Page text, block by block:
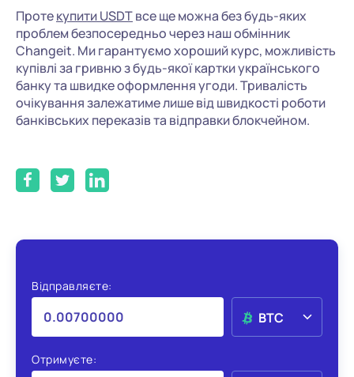
Протекупити USDTвсе ще можна без будь-яких
проблем безпосередньо через наш обмінник
Changeit. Ми гарантуємо хороший курс, можливість
купівлі за гривню з будь-якої картки українського
банку та швидке оформлення угоди. Тривалість
очікування залежатиме лише від швидкості роботи
банківських переказів та відправки блокчейном.
Відправляєте:
BTC
Отримуєте: